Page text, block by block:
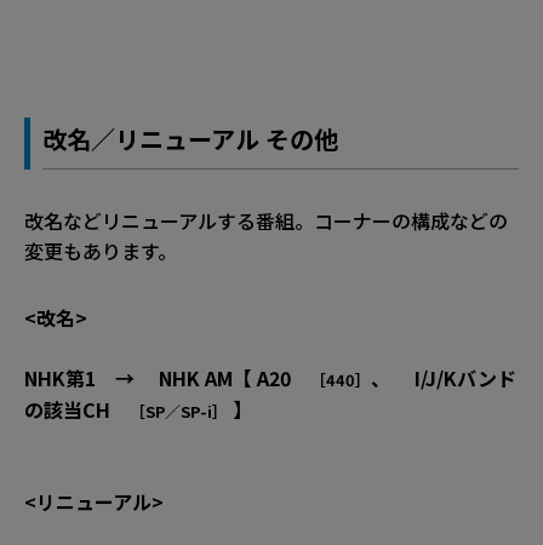
改名／リニューアル その他
改名などリニューアルする番組。コーナーの構成などの
変更もあります。
<改名>
NHK第1 → NHK AM【 A20 ［440］ 、 I/J/Kバンド
の該当CH
［SP／SP-i］ 】
<リニューアル>